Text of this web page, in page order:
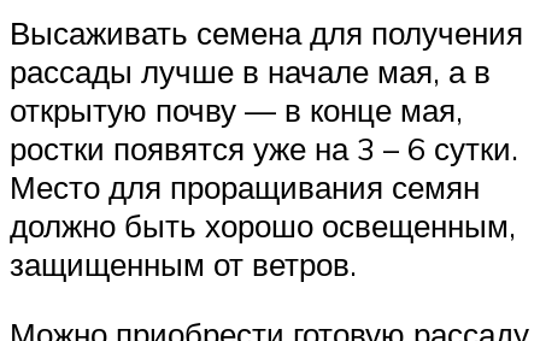
Высаживать семена для получения
рассады лучше в начале мая, а в
открытую почву — в конце мая,
ростки появятся уже на 3 – 6 сутки.
Место для проращивания семян
должно быть хорошо освещенным,
защищенным от ветров.